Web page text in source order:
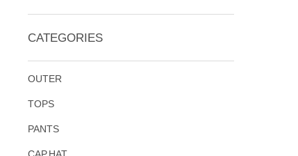
CATEGORIES
OUTER
TOPS
PANTS